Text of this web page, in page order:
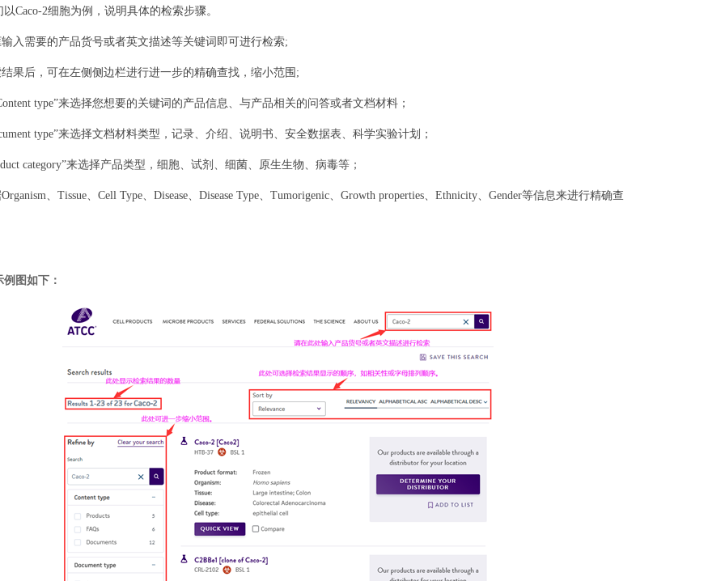
Caco-2细胞为例，说明具体的检索步骤。
入需要的产品货号或者英文描述等关键词即可进行检索;
果后，可在左侧侧边栏进行进一步的精确查找，缩小范围;
type”来选择您想要的关键词的产品信息、与产品相关的问答或者文档材料；
type”来选择文档材料类型，记录、介绍、说明书、安全数据表、科学实验计划；
category”来选择产品类型，细胞、试剂、细菌、原生生物、病毒等；
、Tissue、Cell Type、Disease、Disease Type、Tumorigenic、Growth properties、Ethnicity、Gender等信息来进行精确查
图如下：